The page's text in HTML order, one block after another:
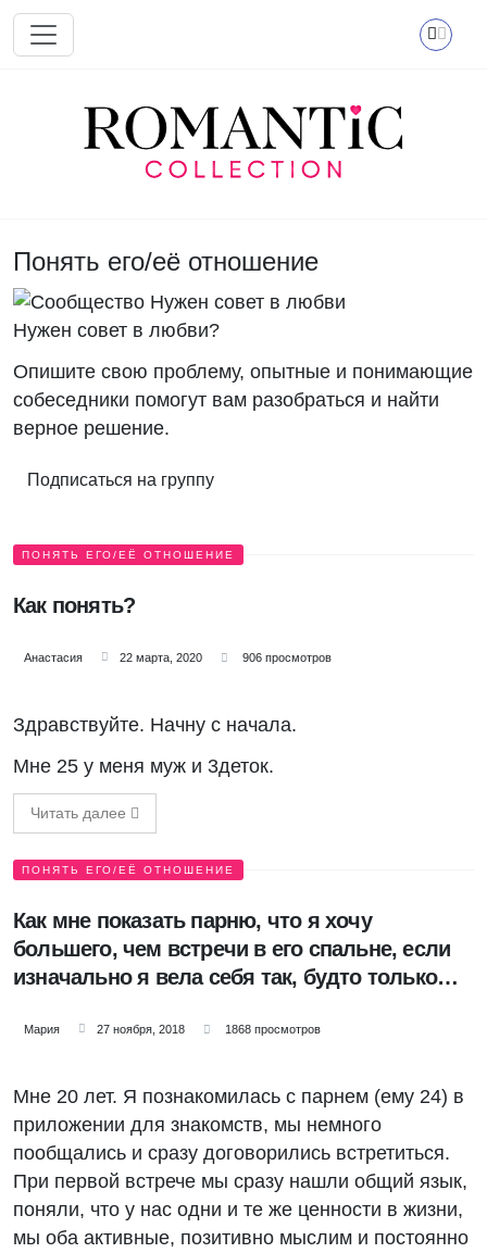
Перейти к основному содержанию
Понять его/её отношение
Нужен совет в любви?
Опишите свою проблему, опытные и понимающие
собеседники помогут вам разобраться и найти
верное решение.
Подписаться на группу
ПОНЯТЬ ЕГО/ЕЁ ОТНОШЕНИЕ
Как понять?
Анастасия 22 марта, 2020 906 просмотров
Здравствуйте. Начну с начала.
Мне 25 у меня муж и 3деток.
Читать далее
ПОНЯТЬ ЕГО/ЕЁ ОТНОШЕНИЕ
Как мне показать парню, что я хочу
большего, чем встречи в его спальне, если
изначально я вела себя так, будто только
Мария 27 ноября, 2018 1868 просмотров
Мне 20 лет. Я познакомилась с парнем (ему 24) в
приложении для знакомств, мы немного
пообщались и сразу договорились встретиться.
При первой встрече мы сразу нашли общий язык,
поняли, что у нас одни и те же ценности в жизни,
мы оба активные, позитивно мыслим и постоянно